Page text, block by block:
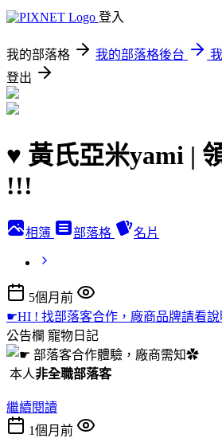
登入
我的部落格 我的部落格後台
登出
♥ 黃氏亞米yami |
!!!
相簿 部落格 名片
5個月前
☛HI ! 找部落客合作，廠商品牌請看
公告欄 寵物日記
本人非全職部落客
繼續閱讀
1個月前